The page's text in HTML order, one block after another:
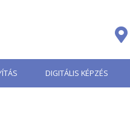
DIGITÁLIS KÉPZÉS